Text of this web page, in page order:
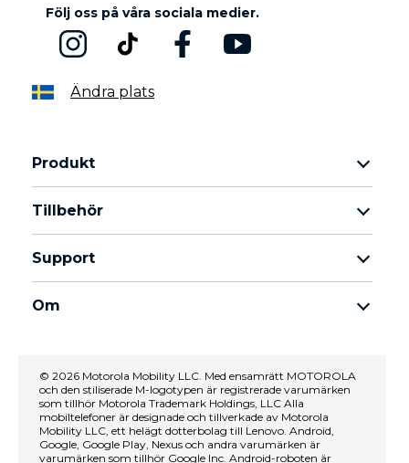
Följ oss på våra sociala medier.
Ändra plats
Produkt
moto g-familjen
thinkphone by motorola
Tillbehör
moto tag
Support
kontakta oss
Reparationsstatus
Återställning och smart assistent
Om
Försäljningsvillkor
Användarvillkor
Försäljningsvillkor
© 2026 Motorola Mobility LLC. Med ensamrätt MOTOROLA
och den stiliserade M-logotypen är registrerade varumärken
som tillhör Motorola Trademark Holdings, LLC Alla
mobiltelefoner är designade och tillverkade av Motorola
Mobility LLC, ett helägt dotterbolag till Lenovo. Android,
Google, Google Play, Nexus och andra varumärken är
varumärken som tillhör Google Inc. Android-roboten är